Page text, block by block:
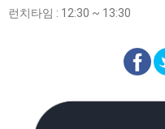
런치타임 : 12:30 ~ 13:30